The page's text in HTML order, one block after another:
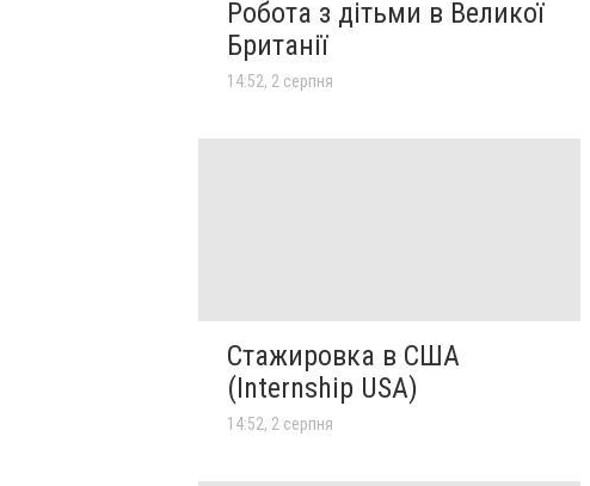
Робота з дітьми в Великої
Британії
14:52, 2 серпня
Стажировка в США
(Internship USA)
14:52, 2 серпня